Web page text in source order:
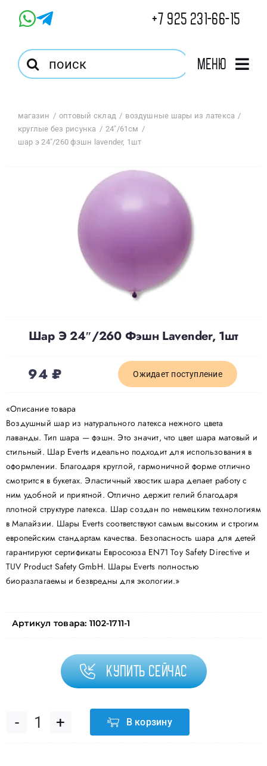
+7 925 231-66-15
Результат
поиска:
Меню
Магазин
Оптовый Магазин
Избранное
О нас
Отзывы
Контакты
Политика конфиденциальности
магазин оптовый склад
воздушные шары из латекса
круглые без рисунка
24"/61см
шар э 24″/260 фэшн lavender, 1шт
Шар Э 24″/260 Фэшн Lavender, 1шт
94₽ Ожидает поступление
«Описание товара
Воздушный шар из натурального латекса нежного цвета
лаванды. Тип шара — фэшн. Это значит, что цвет шара матовый и
стильный. Шар Everts идеально подходит для использования в
оформлении. Благодаря круглой, гармоничной форме отлично
смотрится в букетах. Эластичный хвостик шара делает работу с
ним удобной и приятной. Отлично держит гелий благодаря
плотной структуре латекса. Шар создан по немецким технологиям
в Малайзии. Шары Everts соответствуют самым высоким и строгим
европейским стандартам качества. Безопасность шара для детей
гарантируют сертификаты Евросоюза EN71 Toy Safety Directive и
TUV Product Safety GmbH. Шары Everts полностью
биоразлагаемы и безвредны для экологии.»
Артикул товара: 1102-1711-1
Купить сейчас
Количество
В корзину